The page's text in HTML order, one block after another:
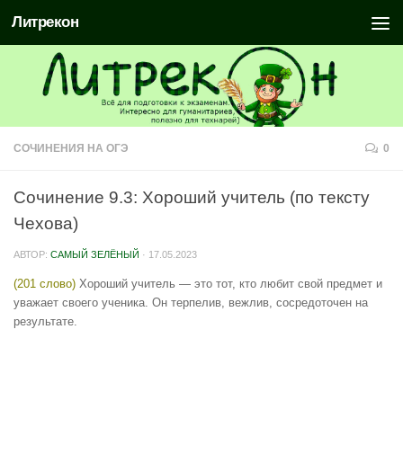
Литрекон
СОЧИНЕНИЯ НА ОГЭ 0
Сочинение 9.3: Хороший учитель (по тексту
Чехова)
АВТОР: САМЫЙ ЗЕЛЁНЫЙ · 17.05.2023
(201 слово) Хороший учитель — это тот, кто любит свой предмет и
уважает своего ученика. Он терпелив, вежлив, сосредоточен на
результате.